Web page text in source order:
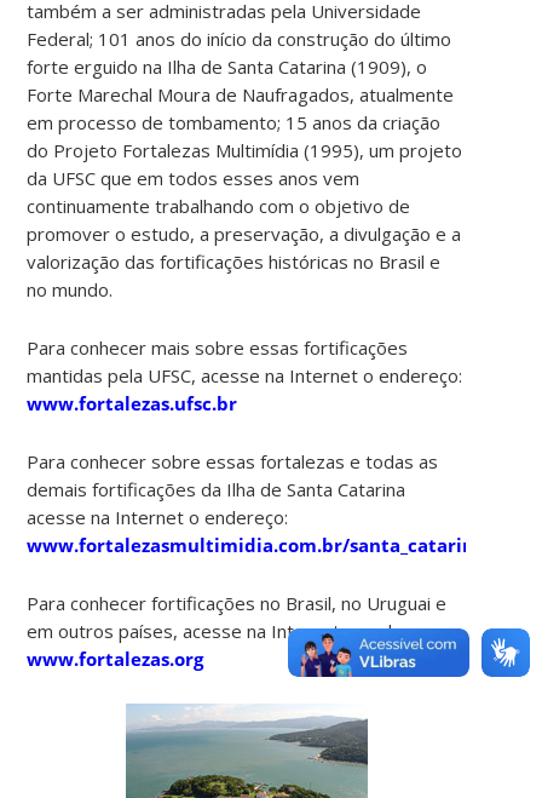
também a ser administradas pela Universidade
Federal; 101 anos do início da construção do último
forte erguido na Ilha de Santa Catarina (1909), o
Forte Marechal Moura de Naufragados, atualmente
em processo de tombamento; 15 anos da criação
do Projeto Fortalezas Multimídia (1995), um projeto
da UFSC que em todos esses anos vem
continuamente trabalhando com o objetivo de
promover o estudo, a preservação, a divulgação e a
valorização das fortificações históricas no Brasil e
no mundo.
Para conhecer mais sobre essas fortificações
mantidas pela UFSC, acesse na Internet o endereço:
www.fortalezas.ufsc.br
Para conhecer sobre essas fortalezas e todas as
demais fortificações da Ilha de Santa Catarina
acesse na Internet o endereço:
www.fortalezasmultimidia.com.br/santa_catarina
Para conhecer fortificações no Brasil, no Uruguai e
em outros países, acesse na Internet o endereço:
www.fortalezas.org